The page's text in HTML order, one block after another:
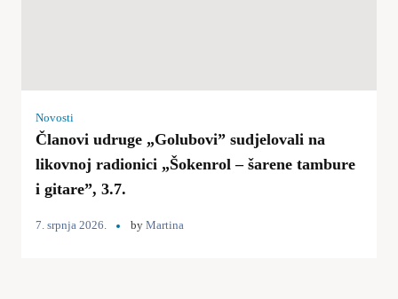
Novosti
Članovi udruge „Golubovi” sudjelovali na
likovnoj radionici „Šokenrol – šarene tambure
i gitare”, 3.7.
7. srpnja 2026. by Martina